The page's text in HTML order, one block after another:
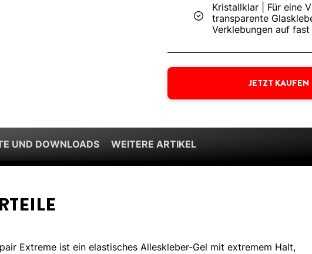
Kristallklar | Für eine
transparente
Verklebungen auf
JETZT KAUFEN
UND DOWNLOADS WEITERE ARTIKEL
Extreme ist ein elastisches Alleskleber-Gel mit extremem Halt,